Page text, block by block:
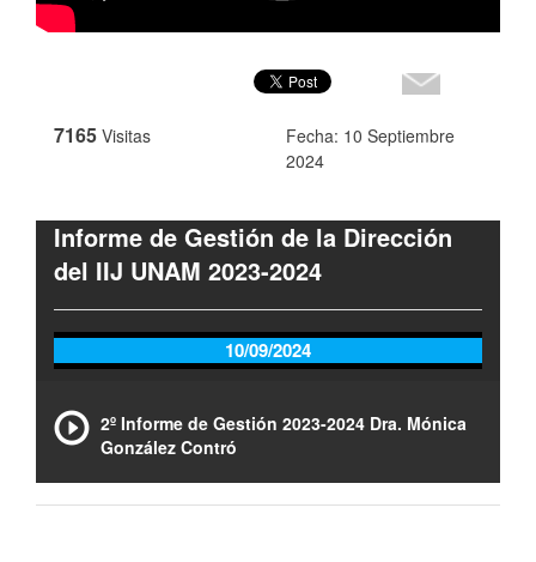
7165 Visitas
Fecha: 10 Septiembre
2024
Informe de Gestión de la Dirección
del IIJ UNAM 2023-2024
10/09/2024
2º Informe de Gestión 2023-2024 Dra. Mónica
González Contró